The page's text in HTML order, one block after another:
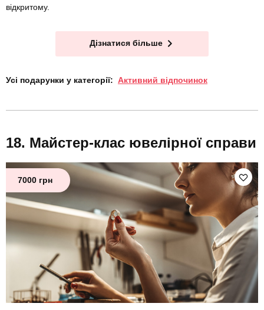
відкритому.
Дізнатися більше
Усі подарунки у категорії: Активний відпочинок
Майстер-клас ювелірної справи
7000 грн